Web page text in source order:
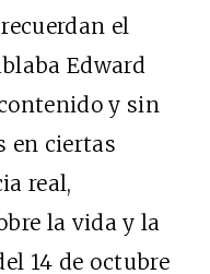
el
Edward
y sin
en ciertas
real,
la vida y la
14 de octubre